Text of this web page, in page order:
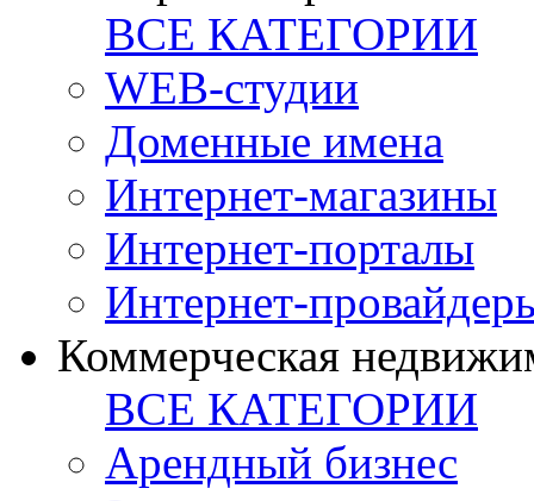
ВСЕ КАТЕГОРИИ
WEB-студии
Доменные имена
Интернет-магазины
Интернет-порталы
Интернет-
Коммерческая
ВСЕ КАТЕГОРИИ
Арендный бизнес